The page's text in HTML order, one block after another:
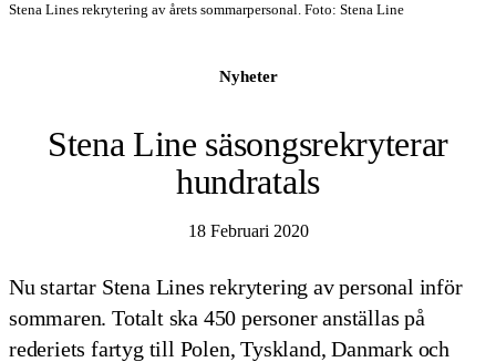
Stena Lines rekrytering av årets sommarpersonal. Foto: Stena Line
Nyheter
Stena Line säsongsrekryterar
hundratals
18 Februari 2020
Nu startar Stena Lines rekrytering av personal inför
sommaren. Totalt ska 450 personer anställas på
rederiets fartyg till Polen, Tyskland, Danmark och